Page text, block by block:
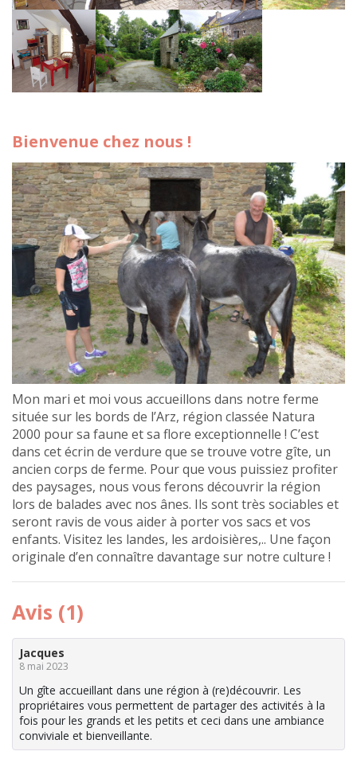
Bienvenue chez nous !
Mon mari et moi vous accueillons dans notre ferme
située sur les bords de l’Arz, région classée Natura
2000 pour sa faune et sa flore exceptionnelle ! C’est
dans cet écrin de verdure que se trouve votre gîte, un
ancien corps de ferme. Pour que vous puissiez profiter
des paysages, nous vous ferons découvrir la région
lors de balades avec nos ânes. Ils sont très sociables et
seront ravis de vous aider à porter vos sacs et vos
enfants. Visitez les landes, les ardoisières,.. Une façon
originale d’en connaître davantage sur notre culture !
Avis (1)
Jacques
8 mai 2023
Un gîte accueillant dans une région à (re)découvrir. Les
propriétaires vous permettent de partager des activités à la
fois pour les grands et les petits et ceci dans une ambiance
conviviale et bienveillante.